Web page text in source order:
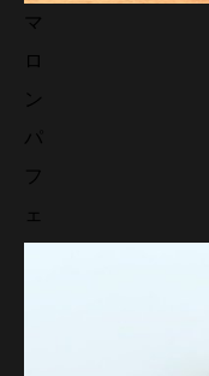
マ
ロ
ン
パ
フ
ェ